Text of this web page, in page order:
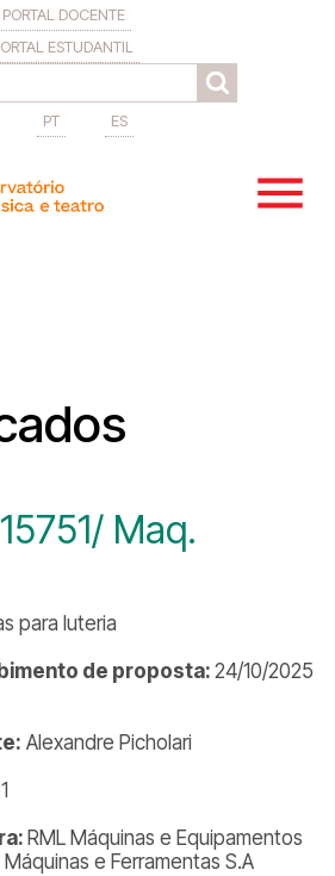
PORTAL DOCENTE
ESTUDANTIL
PT ES
Maq.
para luteria
de proposta: 24/10/2025
Alexandre Picholari
RML Máquinas e Equipamentos
Máquinas e Ferramentas S.A